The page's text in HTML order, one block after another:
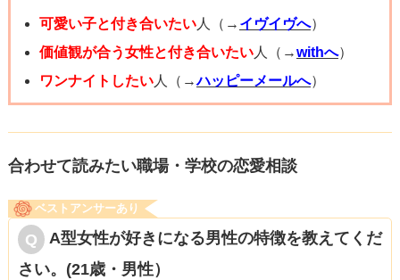
可愛い子と付き合いたい人（→ イヴイヴへ）
価値観が合う女性と付き合いたい人（→withへ）
ワンナイトしたい人（→ハッピーメールへ）
合わせて読みたい職場・学校の恋愛相談
ベストアンサーあり
A型女性が好きになる男性の特徴を教えてくだ
さい。(21歳・男性）